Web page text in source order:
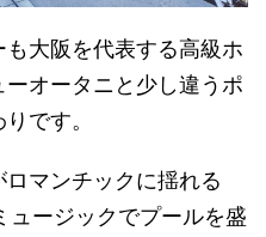
大阪を代表する高級ホ
オータニと少し違うポ
です。
マンチックに揺れる
ュージックでプールを盛